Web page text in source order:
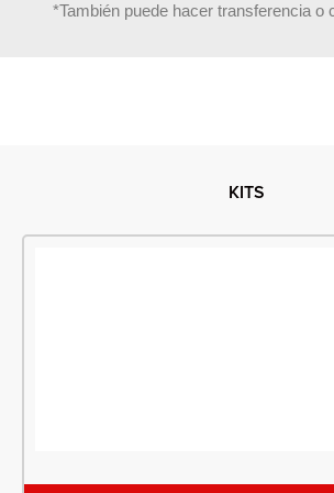
*También puede hacer transferencia o
KITS